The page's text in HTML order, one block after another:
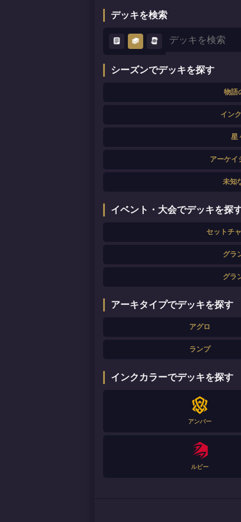
デッキを検索
シーズンでデッキを探す
物語
イン
星
アーケイ
未知
イベント・大会でデッキを探
セットチ
グラ
グラ
アーキタイプでデッキを探す
アグロ
ランプ
インクカラーでデッキを探す
アンバー
ルビー